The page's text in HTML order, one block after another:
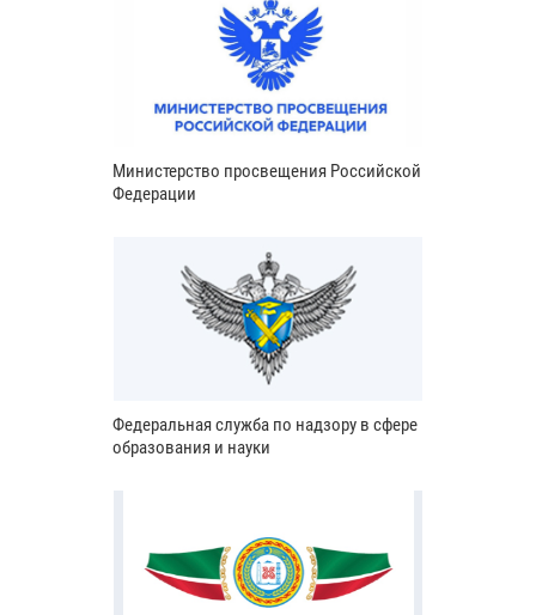
Министерство просвещения Российской
Федерации
Федеральная служба по надзору в сфере
образования и науки